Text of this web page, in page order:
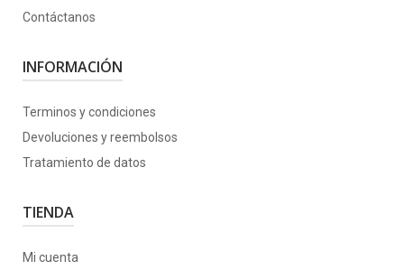
Contáctanos
INFORMACIÓN
Terminos y condiciones
Devoluciones y reembolsos
Tratamiento de datos
TIENDA
Mi cuenta